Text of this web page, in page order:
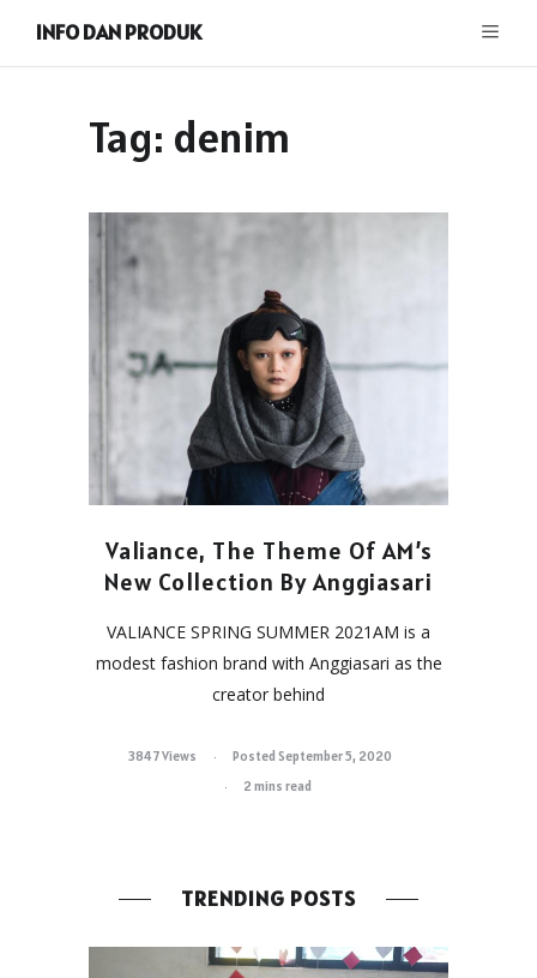
INFO DAN PRODUK
Tag: denim
Valiance, The Theme Of AM’s
New Collection By Anggiasari
VALIANCE SPRING SUMMER 2021AM is a
modest fashion brand with Anggiasari as the
creator behind
3847 Views
Posted September 5, 2020
2 mins read
TRENDING POSTS